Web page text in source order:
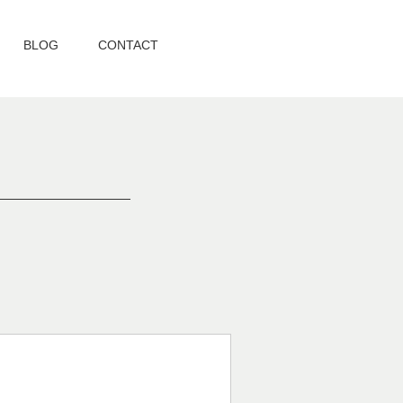
BLOG CONTACT